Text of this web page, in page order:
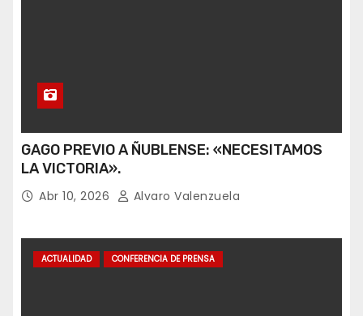
GAGO PREVIO A ÑUBLENSE: «NECESITAMOS
LA VICTORIA».
Abr 10, 2026 Alvaro Valenzuela
ACTUALIDAD CONFERENCIA DE PRENSA